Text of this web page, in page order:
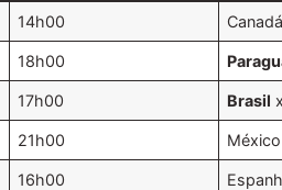
14h00
18h00
17h00 Brasil
21h00
16h00